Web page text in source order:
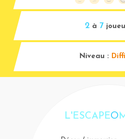
2 à 7
Niveau :
L'ESCAPEO